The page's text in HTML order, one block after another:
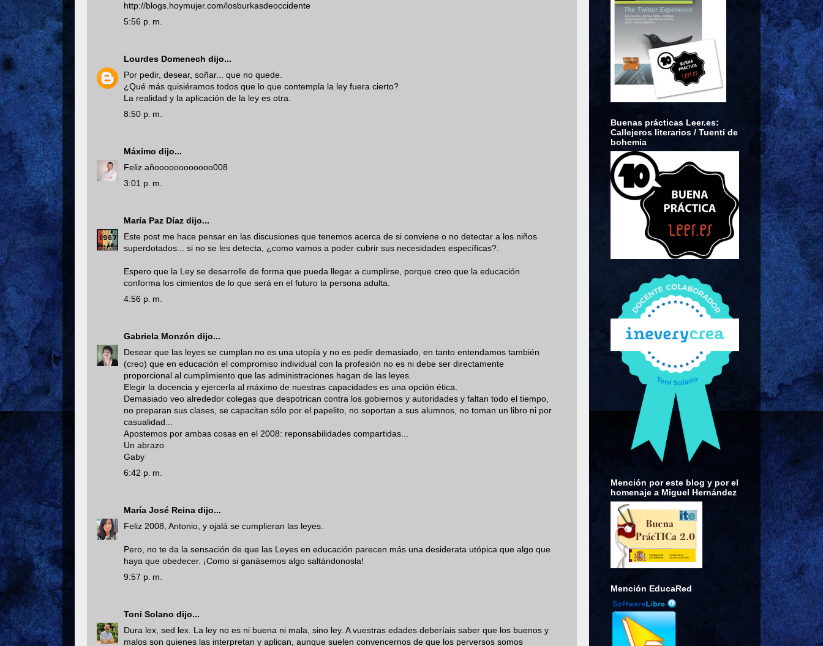
http://blogs.hoymujer.com/losburkasdeoccidente
5:56 p. m.
Lourdes Domenech dijo...
Por pedir, desear, soñar... que no quede.
¿Qué más quisiéramos todos que lo que contempla la ley fuera cierto?
La realidad y la aplicación de la ley es otra.
8:50 p. m.
Máximo dijo...
Feliz añoooooooooooo008
3:01 p. m.
María Paz Díaz dijo...
Este post me hace pensar en las discusiones que tenemos acerca de si conviene o no detectar a los niños
superdotados... si no se les detecta, ¿como vamos a poder cubrir sus necesidades específicas?.
Espero que la Ley se desarrolle de forma que pueda llegar a cumplirse, porque creo que la educación
conforma los cimientos de lo que será en el futuro la persona adulta.
4:56 p. m.
Gabriela Monzón dijo...
Desear que las leyes se cumplan no es una utopía y no es pedir demasiado, en tanto entendamos también
(creo) que en educación el compromiso individual con la profesión no es ni debe ser directamente
proporcional al cumplimiento que las administraciones hagan de las leyes.
Elegir la docencia y ejercerla al máximo de nuestras capacidades es una opción ética.
Demasiado veo alrededor colegas que despotrican contra los gobiernos y autoridades y faltan todo el tiempo,
no preparan sus clases, se capacitan sólo por el papelito, no soportan a sus alumnos, no toman un libro ni por
casualidad...
Apostemos por ambas cosas en el 2008: reponsabilidades compartidas...
Un abrazo
Gaby
6:42 p. m.
María José Reina dijo...
Feliz 2008, Antonio, y ojalá se cumplieran las leyes.
Pero, no te da la sensación de que las Leyes en educación parecen más una desiderata utópica que algo que
haya que obedecer. ¡Como si ganásemos algo saltándonosla!
9:57 p. m.
Toni Solano dijo...
Dura lex, sed lex. La ley no es ni buena ni mala, sino ley. A vuestras edades deberíais saber que los buenos y
malos son quienes las interpretan y aplican, aunque suelen convencernos de que los perversos somos
Buenas prácticas Leer.es:
Callejeros literarios / Tuenti de
bohemia
Mención por este blog y por el
homenaje a Miguel Hernández
Mención EducaRed